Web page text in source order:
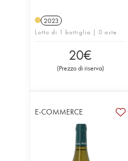
2023
Lotto di 1 bottiglia | 0 aste
20€
(Prezzo di riserva)
E-COMMERCE